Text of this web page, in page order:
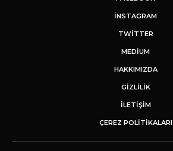
INSTAGRAM
TWITTER
MEDIUM
HAKKIMIZDA
GİZLİLİK
İLETIŞIM
ÇEREZ POLITIKALARI